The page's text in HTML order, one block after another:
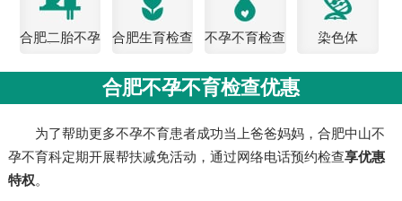
合肥二胎不孕
合肥生育检查
不孕不育检查
染色体
合肥不孕不育检查优惠
为了帮助更多不孕不育患者成功当上爸爸妈妈，合肥中山不
孕不育科定期开展帮扶减免活动，通过网络电话预约检查享优惠
特权。